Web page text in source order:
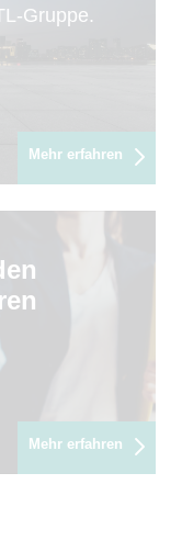
Gruppe.
Mehr erfahren
Mehr erfahren